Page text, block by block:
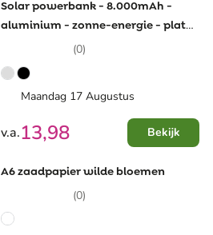
Solar powerbank - 8.000mAh -
aluminium - zonne-energie - plat
(0)
Maandag 17 Augustus
v.a.13,98 Bekijk
A6 zaadpapier wilde bloemen
(0)